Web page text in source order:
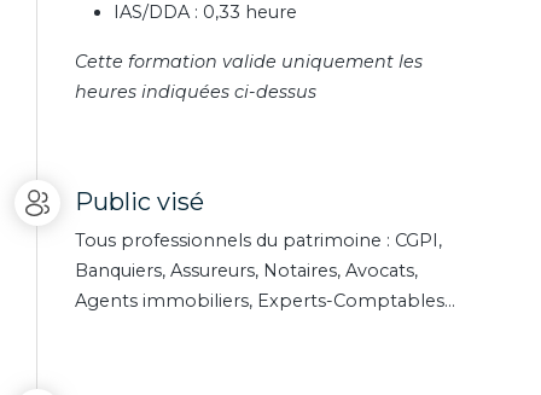
IAS/DDA : 0,33 heure
Cette formation valide uniquement les
heures indiquées ci-dessus
Public visé
Tous professionnels du patrimoine : CGPI,
Banquiers, Assureurs, Notaires, Avocats,
Agents immobiliers, Experts-Comptables…